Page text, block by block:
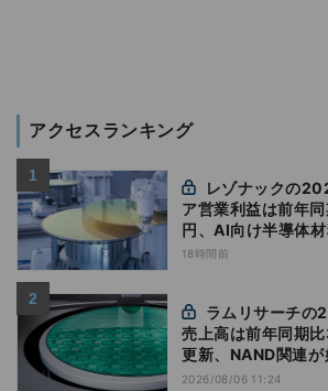
アクセスランキング
ア営業利益は前年
円、AI向け半導体
18時間前
売上高は前年同期
更新、NAND関連が
2026/08/06 11:24